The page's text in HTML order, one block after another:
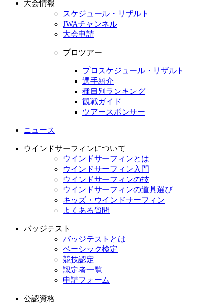
大会情報
スケジュール・リザルト
JWAチャンネル
大会申請
プロツアー
プロスケジュール・リザルト
選手紹介
種目別ランキング
観戦ガイド
ツアースポンサー
ニュース
ウインドサーフィンについて
ウインドサーフィンとは
ウインドサーフィン入門
ウインドサーフィンの技
ウインドサーフィンの道具選び
キッズ・ウインドサーフィン
よくある質問
バッジテスト
バッジテストとは
ベーシック検定
競技認定
認定者一覧
申請フォーム
公認資格